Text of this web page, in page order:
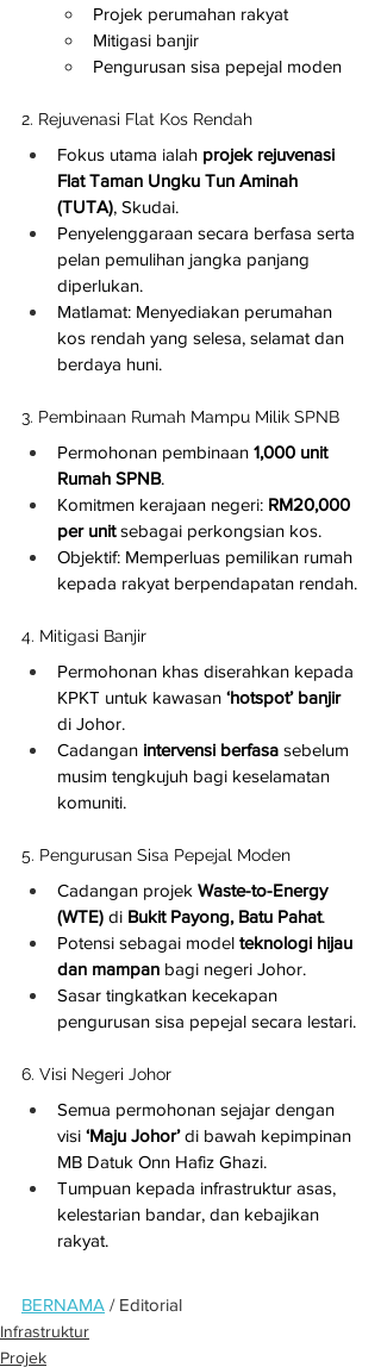
Projek perumahan rakyat
Mitigasi banjir
Pengurusan sisa pepejal moden
2. Rejuvenasi Flat Kos Rendah
Fokus utama ialah projek rejuvenasi
Flat Taman Ungku Tun Aminah
(TUTA), Skudai.
Penyelenggaraan secara berfasa serta
pelan pemulihan jangka panjang
diperlukan.
Matlamat: Menyediakan perumahan
kos rendah yang selesa, selamat dan
berdaya huni.
3. Pembinaan Rumah Mampu Milik SPNB
Permohonan pembinaan 1,000 unit
Rumah SPNB.
Komitmen kerajaan negeri: RM20,000
per unit sebagai perkongsian kos.
Objektif: Memperluas pemilikan rumah
kepada rakyat berpendapatan rendah.
4. Mitigasi Banjir
Permohonan khas diserahkan kepada
KPKT untuk kawasan ‘hotspot’ banjir
di Johor.
Cadangan intervensi berfasa sebelum
musim tengkujuh bagi keselamatan
komuniti.
5. Pengurusan Sisa Pepejal Moden
Cadangan projek Waste-to-Energy
(WTE) di Bukit Payong, Batu Pahat.
Potensi sebagai model teknologi hijau
dan mampan bagi negeri Johor.
Sasar tingkatkan kecekapan
pengurusan sisa pepejal secara lestari.
6. Visi Negeri Johor
Semua permohonan sejajar dengan
visi ‘Maju Johor’ di bawah kepimpinan
MB Datuk Onn Hafiz Ghazi.
Tumpuan kepada infrastruktur asas,
kelestarian bandar, dan kebajikan
rakyat.
BERNAMA / Editorial
Infrastruktur
Projek